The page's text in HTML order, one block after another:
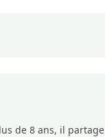
de 8 ans, il partage